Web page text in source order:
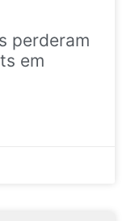
perderam
em